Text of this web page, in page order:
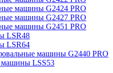
машины G2424 PRO
машины G2427 PRO
машины G2451 PRO
LSR48
LSR64
машины G2440 PRO
машины LSS53